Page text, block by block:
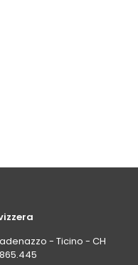
- Ticino - CH